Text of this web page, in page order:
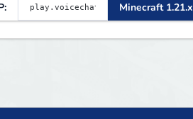
Minecraft 1.21.x